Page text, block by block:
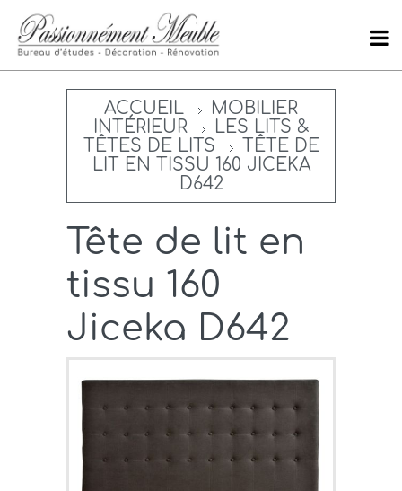
ACCUEIL
MOBILIER
INTÉRIEUR
LES LITS &
TÊTES DE LITS
TÊTE DE
LIT EN TISSU 160 JICEKA
D642
Tête de lit en
tissu 160
Jiceka D642